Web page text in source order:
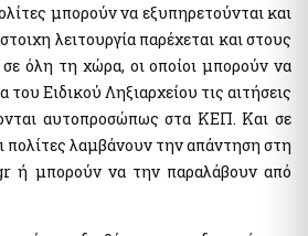
"Στοιχεία προσώπου (myInfo)
Πολιτών (ΚΕΠ)" - Ειδική
Προσώπου (myInfo) για τις
(ΕΠΑ)"
και τήρησης στατιστικών
και καταπολέμησης της
εγκληματικές δραστηριότητες και
τρομοκρατίας
Τελών Συνδρομητών Κινητής
Τηλεφωνίας (Μη.Δ.Α.Τε.)
Δημοσίου
ΕΣΧΕΣ"
μπορούν να εξυπηρετούνται και
λειτουργία παρέχεται και στους
όλη τη χώρα, οι οποίοι μπορούν να
Ειδικού Ληξιαρχείου τις αιτήσεις
αυτοπροσώπως στα ΚΕΠ. Και σε
πολίτες λαμβάνουν την απάντηση στη
ή μπορούν να την παραλάβουν από